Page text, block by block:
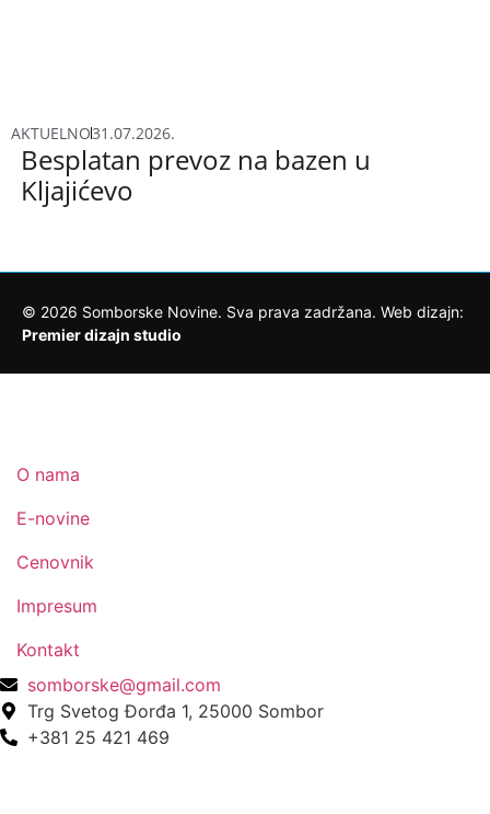
AKTUELNO31.07.2026.
Besplatan prevoz na bazen u
Kljajićevo
© 2026 Somborske Novine. Sva prava zadržana. Web dizajn:
Premier dizajn studio
O nama
E-novine
Cenovnik
Impresum
Kontakt
somborske@gmail.com
Trg Svetog Đorđa 1, 25000 Sombor
+381 25 421 469